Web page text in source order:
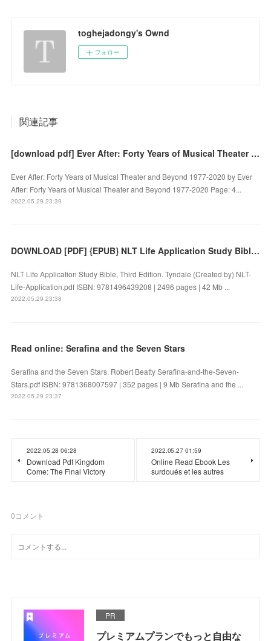
toghejadongy's Ownd
フォロー
関連記事
[download pdf] Ever After: Forty Years of Musical Theater and Beyond 1977-2020
Ever After: Forty Years of Musical Theater and Beyond 1977-2020 by Ever
After: Forty Years of Musical Theater and Beyond 1977-2020 Page: 4...
2022.05.29 23:39
DOWNLOAD [PDF] {EPUB} NLT Life Application Study Bible, Third Edition
NLT Life Application Study Bible, Third Edition. Tyndale (Created by) NLT-
Life-Application.pdf ISBN: 9781496439208 | 2496 pages | 42 Mb ...
2022.05.29 23:38
Read online: Serafina and the Seven Stars
Serafina and the Seven Stars. Robert Beatty Serafina-and-the-Seven-
Stars.pdf ISBN: 9781368007597 | 352 pages | 9 Mb Serafina and the ...
2022.05.29 23:37
2022.05.28 06:28
Download Pdf Kingdom
Come: The Final Victory
2022.05.27 01:59
Online Read Ebook Les
surdoués et les autres
0コメント
PR
プレミアムプランでもっと自由な